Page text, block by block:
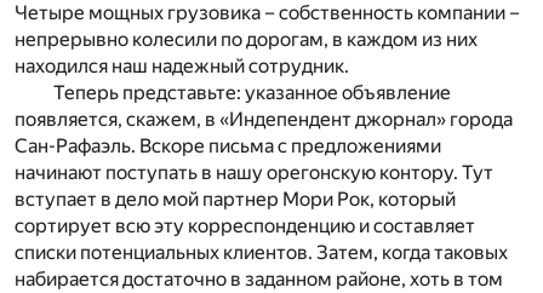
Четыре мощных грузовика – собственность компании –
непрерывно колесили по дорогам, в каждом из них
находился наш надежный сотрудник.
Теперь представьте: указанное объявление
появляется, скажем, в «Индепендент джорнал» города
Сан-Рафаэль. Вскоре письма с предложениями
начинают поступать в нашу орегонскую контору. Тут
вступает в дело мой партнер Мори Рок, который
сортирует всю эту корреспонденцию и составляет
списки потенциальных клиентов. Затем, когда таковых
набирается достаточно в заданном районе, хоть в том